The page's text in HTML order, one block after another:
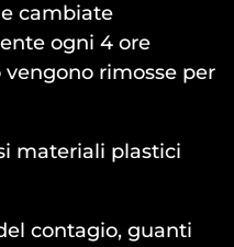
cambiate
ogni 4 ore
rimosse per
materiali plastici
contagio, guanti